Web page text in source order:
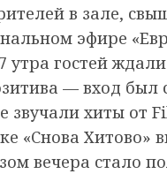
в зале,
эфире
утра гостей
— вход был
звучали хиты от
«Снова Хитово»
вечера стало